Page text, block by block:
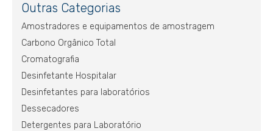
Outras Categorias
Amostradores e equipamentos de amostragem
Carbono Orgânico Total
Cromatografia
Desinfetante Hospitalar
Desinfetantes para laboratórios
Dessecadores
Detergentes para Laboratório